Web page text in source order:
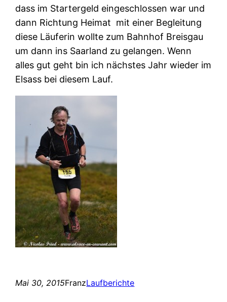
dass im Startergeld eingeschlossen war und
dann Richtung Heimat mit einer Begleitung
diese Läuferin wollte zum Bahnhof Breisgau
um dann ins Saarland zu gelangen. Wenn
alles gut geht bin ich nächstes Jahr wieder im
Elsass bei diesem Lauf.
Mai 30, 2015FranzLaufberichte